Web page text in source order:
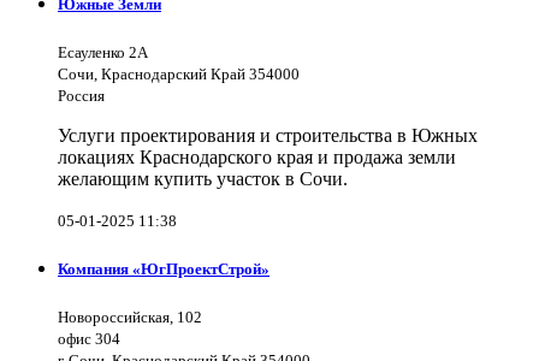
Южные Земли
Есауленко 2А
Сочи, Краснодарский Край 354000
Россия
Услуги проектирования и строительства в Южных
локациях Краснодарского края и продажа земли
желающим купить участок в Сочи.
05-01-2025 11:38
Компания «ЮгПроектСтрой»
Новороссийская, 102
офис 304